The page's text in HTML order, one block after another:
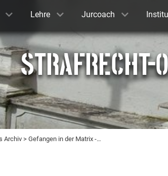
Lehre Jurcoach
STRAFRECHT-
Archiv > Gefangen in der Matrix -…